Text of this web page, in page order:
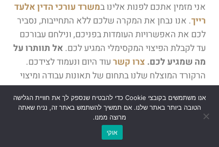
אני מזמין אתכם לפנות אלינו במשרד עורכי הדין אלעד
רייך. אנו נבחן את המקרה שלכם ללא התחייבות, נסביר
לכם את האפשרויות העומדות בפניכם, ונילחם עבורכם
עד לקבלת הפיצוי המקסימלי המגיע לכם. אל תוותרו על
מה שמגיע לכם. צרו קשרעוד היום ונעמוד לצידכם.
הרקורד המוצלח שלנו בתחום של תאונות עבודה ומיצוי
זכויות מול הגופים השונים מדבר בעד עצמו.
שאלות תשובות נפוצות בנושא תאונת
אנו משתמשים בקובצי Cookie כדי להבטיח שנספק לך את חוויית הגלישה
הטובה ביותר באתר שלנו. אם תמשיך להשתמש באתר זה, נניח שאתה
מרוצה ממנו.
אוקי